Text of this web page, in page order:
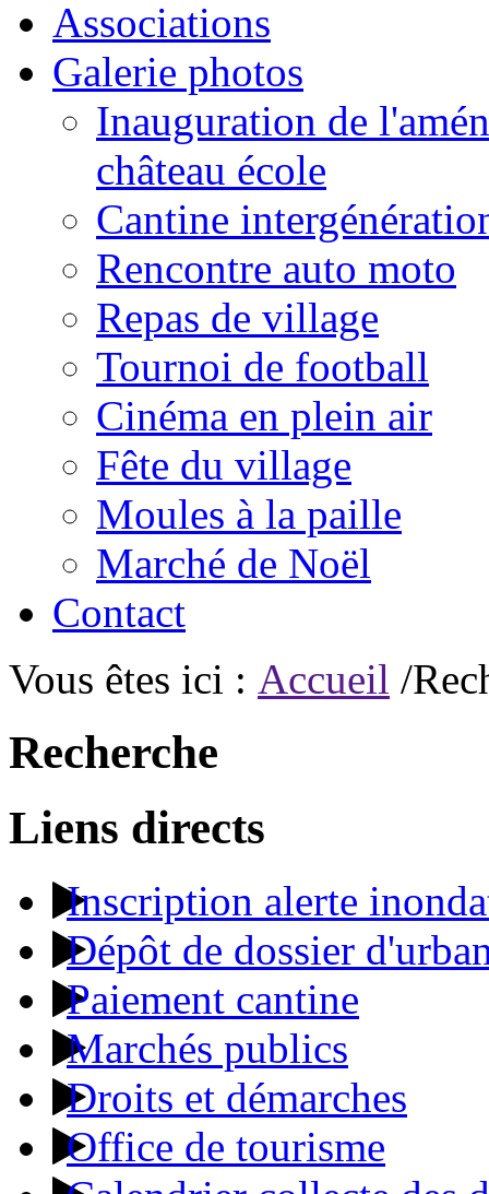
Associations
Galerie photos
Inauguration de
château école
Cantine
Rencontre auto moto
Repas de village
Tournoi de football
Cinéma en plein air
Fête du village
Moules à la paille
Marché de Noël
Contact
Vous êtes ici : Accueil /
Recherche
Liens directs
Inscription alerte
Dépôt de dossier
Paiement cantine
Marchés publics
Droits et démarches
Office de tourisme